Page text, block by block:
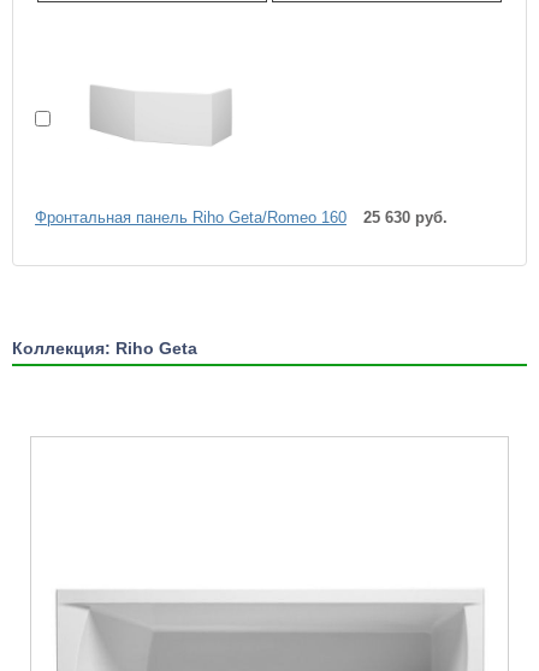
Фронтальная панель Riho Geta/Romeo 160 25 630 руб.
Коллекция: Riho Geta